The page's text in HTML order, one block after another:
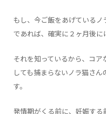
もし、今ご飯をあげている
であれば、確実に２ヶ月後に
それを知っているから、コア
しても捕まらないノラ猫さ
す。
発情期がくる前に、妊娠す